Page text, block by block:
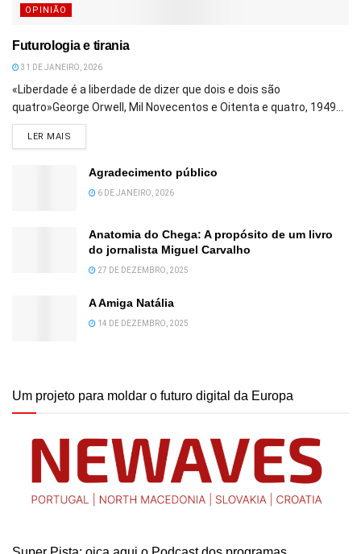
OPINIÃO
Futurologia e tirania
31 DE JANEIRO, 2026
«Liberdade é a liberdade de dizer que dois e dois são
quatro»George Orwell, Mil Novecentos e Oitenta e quatro, 1949...
LER MAIS
Agradecimento público
6 DE JANEIRO, 2026
Anatomia do Chega: A propósito de um livro
do jornalista Miguel Carvalho
27 DE DEZEMBRO, 2025
A Amiga Natália
14 DE DEZEMBRO, 2025
Um projeto para moldar o futuro digital da Europa